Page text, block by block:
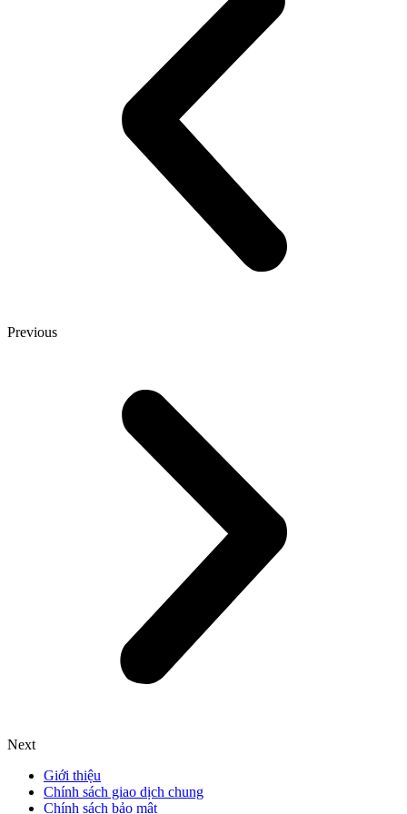
Previous
Next
Giới thiệu
Chính sách giao dịch chung
Chính sách bảo mật